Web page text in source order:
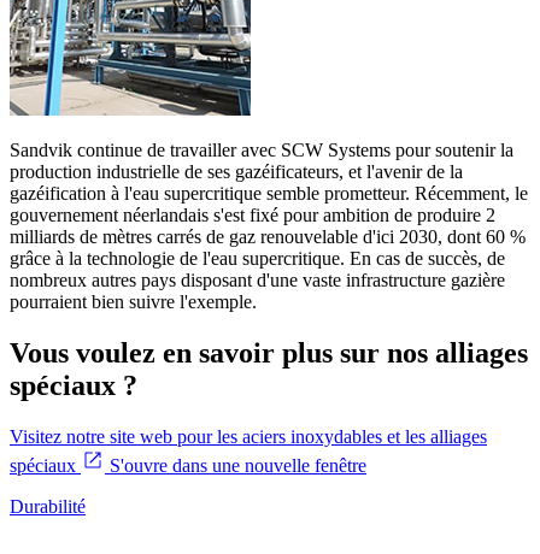
Sandvik continue de travailler avec SCW Systems pour soutenir la
production industrielle de ses gazéificateurs, et l'avenir de la
gazéification à l'eau supercritique semble prometteur. Récemment, le
gouvernement néerlandais s'est fixé pour ambition de produire 2
milliards de mètres carrés de gaz renouvelable d'ici 2030, dont 60 %
grâce à la technologie de l'eau supercritique. En cas de succès, de
nombreux autres pays disposant d'une vaste infrastructure gazière
pourraient bien suivre l'exemple.
Vous voulez en savoir plus sur nos alliages
spéciaux ?
Visitez notre site web pour les aciers inoxydables et les alliages
spéciaux
S'ouvre dans une nouvelle fenêtre
Durabilité